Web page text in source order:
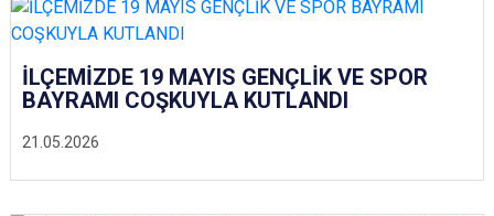
21.05.2026
İLÇEMİZDE 19 MAYIS GENÇLİK VE SPOR
BAYRAMI COŞKUYLA KUTLANDI